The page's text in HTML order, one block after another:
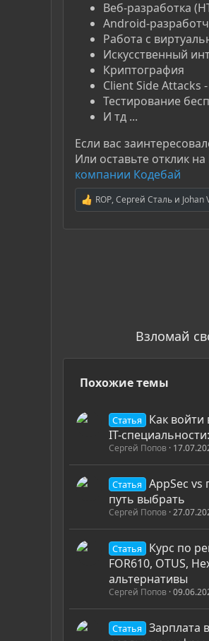
Веб-разработка
Android-
Работа с
Искусственный
Криптография
Client Side Attacks -
Тестирование
И тд ...
Если вас
Или оставьте отклик
компании Кодебай
Р
е
а
ROP,Сергей Сталь и Johan
Взломай
Похожие темы
Статья
Как
IT-
Сергей Попов
Статья
AppSec vs
путь выбрать
Сергей Попов
Статья
Курс по
FOR610, OTUS,
альтернативы
Сергей Попов
Статья
Зарплата